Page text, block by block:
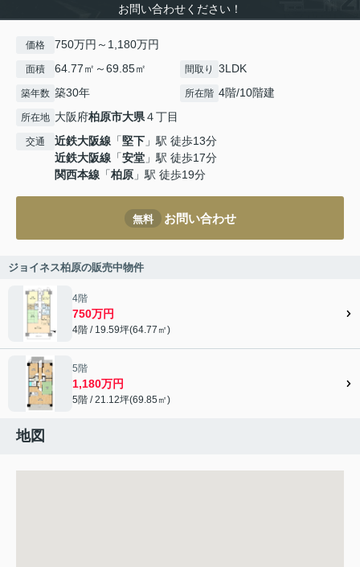
お問い合わせください！
価格 750万円～1,180万円
面積 64.77㎡～69.85㎡ 間取り 3LDK
築年数 築30年 所在階 4階/10階建
所在地 大阪府柏原市大県４丁目
交通 近鉄大阪線 「堅下 」駅 徒歩13分
近鉄大阪線 「安堂 」駅 徒歩17分
関西本線 「柏原 」駅 徒歩19分
無料 お問い合わせ
ジョイネス柏原の販売中物件
4階
750万円
4階 / 19.59坪(64.77㎡)
5階
1,180万円
5階 / 21.12坪(69.85㎡)
地図